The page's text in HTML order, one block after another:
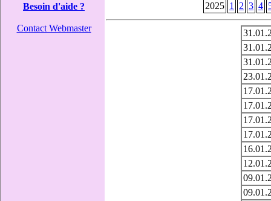
Besoin d'aide ?
Contact Webmaster
2025 1 2 3 4